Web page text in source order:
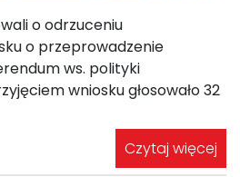
o odrzuceniu
o przeprowadzenie
ws. polityki
wniosku głosowało 32
Czytaj więcej